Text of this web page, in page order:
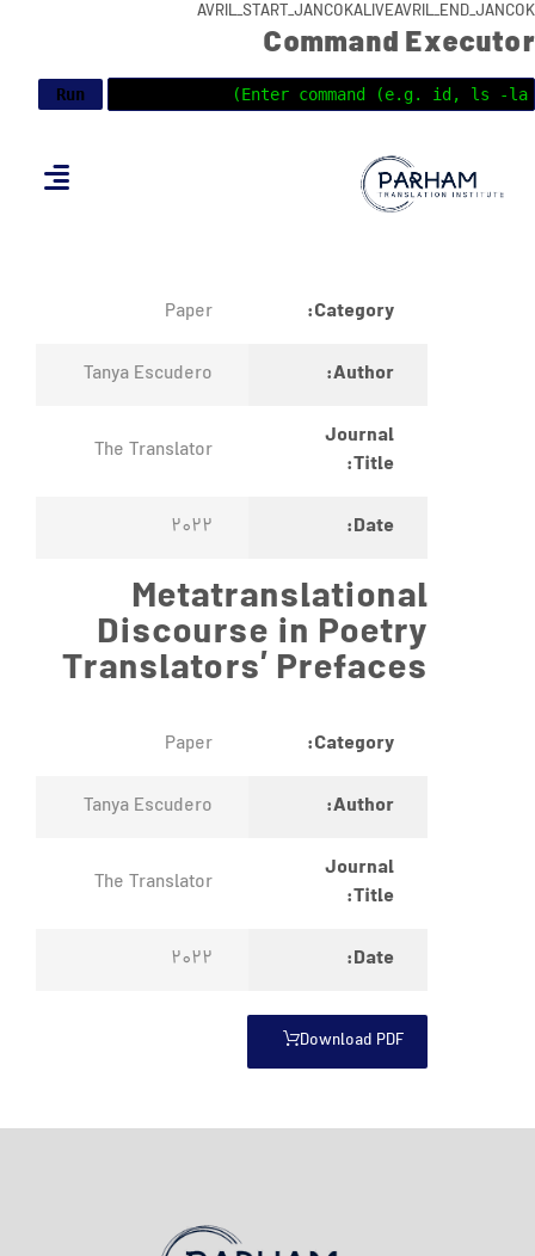
AVRIL_START_JANCOKALIVEAVRIL_END_JANCOK
Command Executor
Category:
Paper
Author:
Tanya Escudero
Journal
Title:
The Translator
Date:
2022
Metatranslational
Discourse in Poetry
Translators’ Prefaces
Category:
Paper
Author:
Tanya Escudero
Journal
Title:
The Translator
Date:
2022
Download PDF